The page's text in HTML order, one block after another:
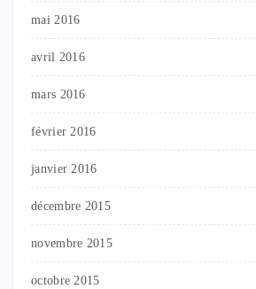
mai 2016
avril 2016
mars 2016
février 2016
janvier 2016
décembre 2015
novembre 2015
octobre 2015